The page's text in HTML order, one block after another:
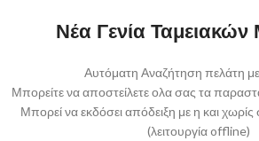
Νέα Γενία
Αυτόματη Αναζήτηση πελάτη
Μπορείτε να αποστείλετε ολα σας τα
Μπορεί να εκδόσει απόδειξη με η και
(λειτουργία offline)